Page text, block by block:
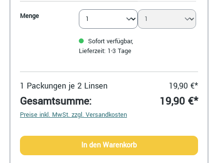
Menge
Sofort verfügbar,
Lieferzeit: 1-3 Tage
1 Packungen je 2 Linsen 19,90 €*
Gesamtsumme: 19,90 €*
Preise inkl. MwSt. zzgl. Versandkosten
In den Warenkorb